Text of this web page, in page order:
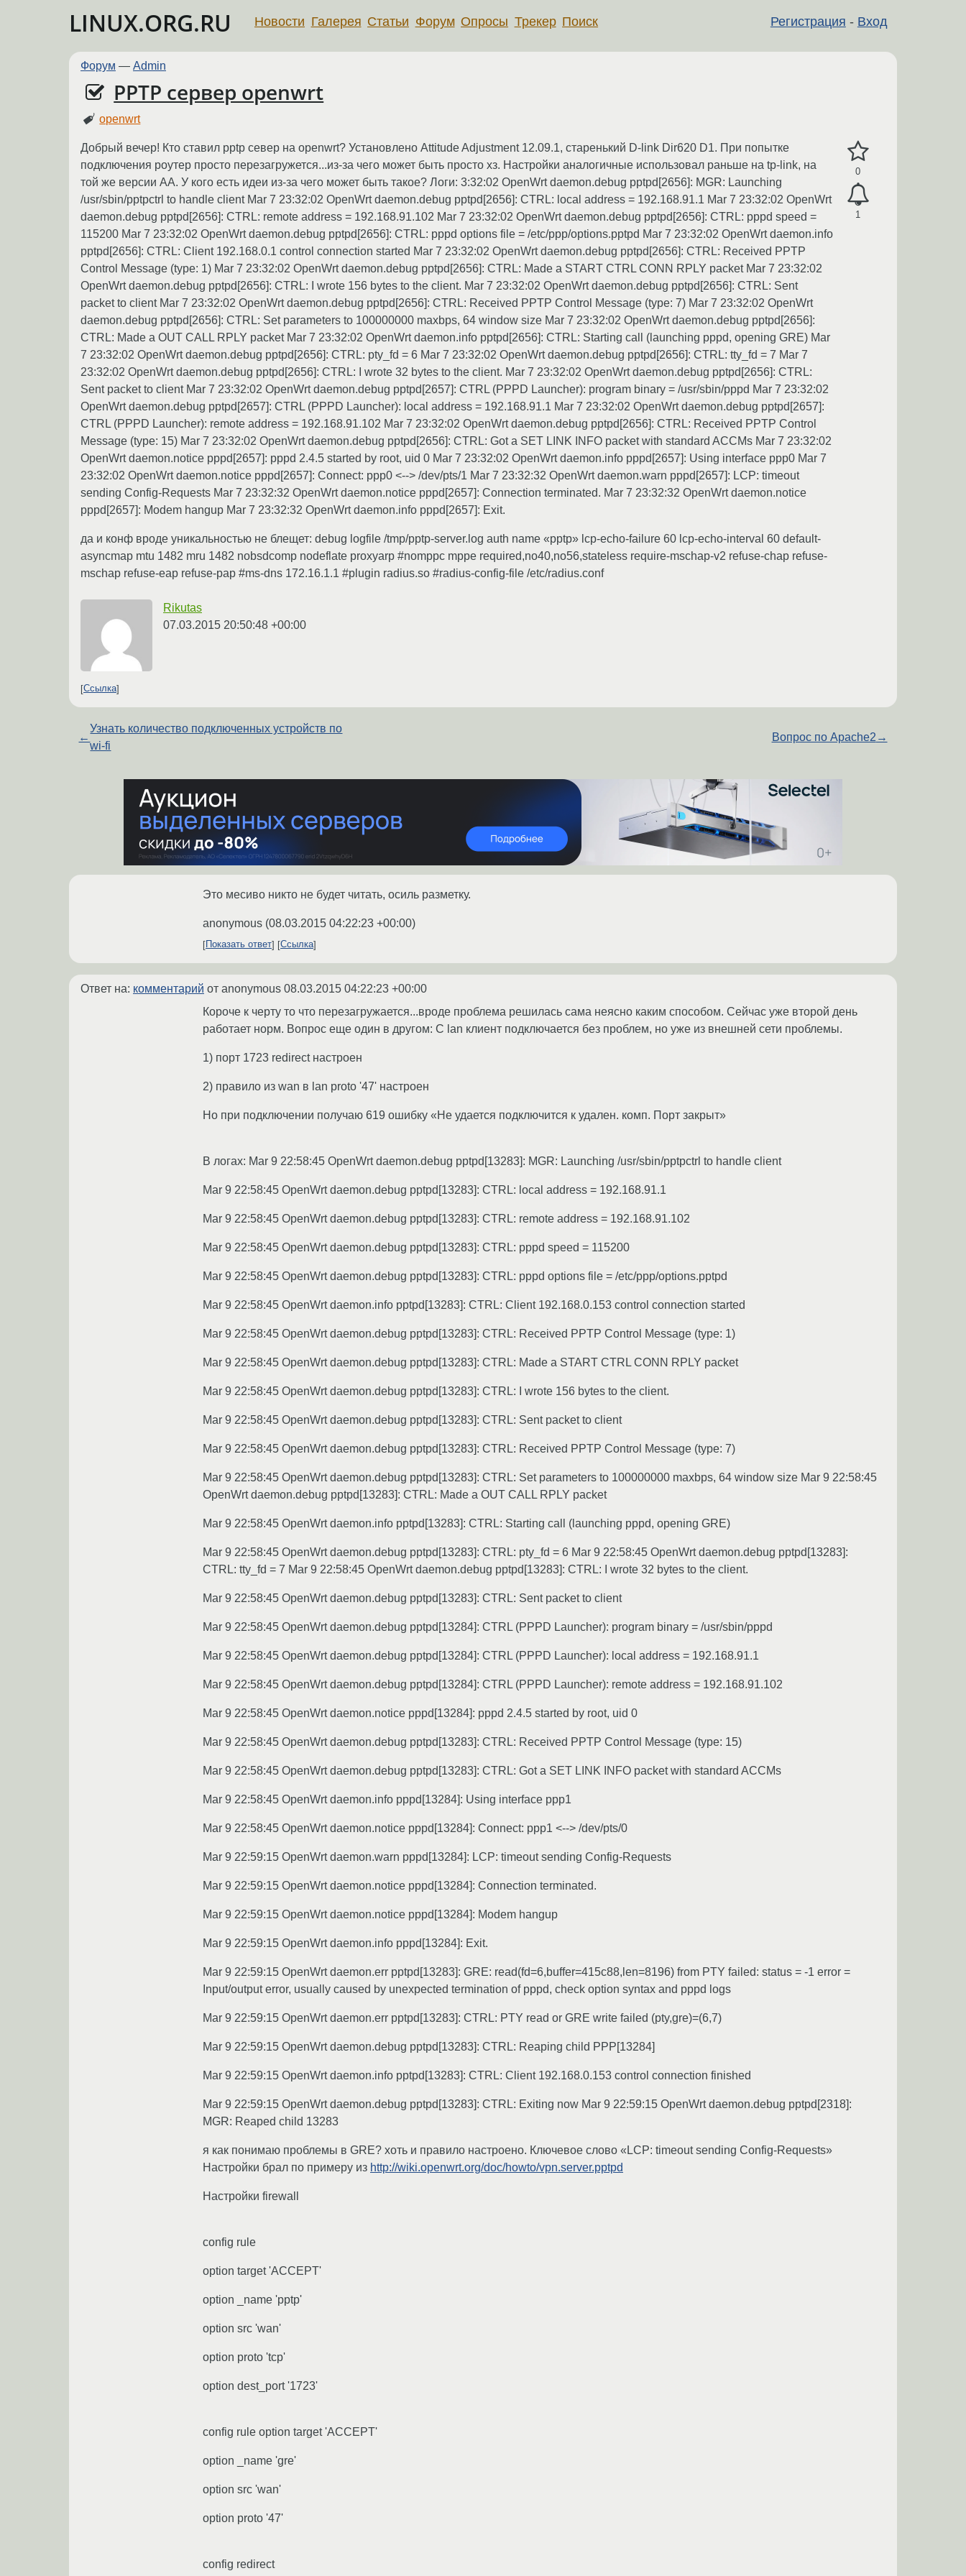
LINUX.ORG.RU Регистрация - Вход
Новости Галерея Статьи Форум Опросы Трекер Поиск
Форум — Admin
PPTP сервер openwrt
openwrt
0
1
Добрый вечер! Кто ставил pptp север на openwrt? Установлено Attitude Adjustment 12.09.1, старенький D-link Dir620 D1. При попытке
подключения роутер просто перезагружется...из-за чего может быть просто хз. Настройки аналогичные использовал раньше на tp-link, на
той же версии АА. У кого есть идеи из-за чего может быть такое? Логи: 3:32:02 OpenWrt daemon.debug pptpd[2656]: MGR: Launching
/usr/sbin/pptpctrl to handle client Mar 7 23:32:02 OpenWrt daemon.debug pptpd[2656]: CTRL: local address = 192.168.91.1 Mar 7 23:32:02 OpenWrt
daemon.debug pptpd[2656]: CTRL: remote address = 192.168.91.102 Mar 7 23:32:02 OpenWrt daemon.debug pptpd[2656]: CTRL: pppd speed =
115200 Mar 7 23:32:02 OpenWrt daemon.debug pptpd[2656]: CTRL: pppd options file = /etc/ppp/options.pptpd Mar 7 23:32:02 OpenWrt daemon.info
pptpd[2656]: CTRL: Client 192.168.0.1 control connection started Mar 7 23:32:02 OpenWrt daemon.debug pptpd[2656]: CTRL: Received PPTP
Control Message (type: 1) Mar 7 23:32:02 OpenWrt daemon.debug pptpd[2656]: CTRL: Made a START CTRL CONN RPLY packet Mar 7 23:32:02
OpenWrt daemon.debug pptpd[2656]: CTRL: I wrote 156 bytes to the client. Mar 7 23:32:02 OpenWrt daemon.debug pptpd[2656]: CTRL: Sent
packet to client Mar 7 23:32:02 OpenWrt daemon.debug pptpd[2656]: CTRL: Received PPTP Control Message (type: 7) Mar 7 23:32:02 OpenWrt
daemon.debug pptpd[2656]: CTRL: Set parameters to 100000000 maxbps, 64 window size Mar 7 23:32:02 OpenWrt daemon.debug pptpd[2656]:
CTRL: Made a OUT CALL RPLY packet Mar 7 23:32:02 OpenWrt daemon.info pptpd[2656]: CTRL: Starting call (launching pppd, opening GRE) Mar
7 23:32:02 OpenWrt daemon.debug pptpd[2656]: CTRL: pty_fd = 6 Mar 7 23:32:02 OpenWrt daemon.debug pptpd[2656]: CTRL: tty_fd = 7 Mar 7
23:32:02 OpenWrt daemon.debug pptpd[2656]: CTRL: I wrote 32 bytes to the client. Mar 7 23:32:02 OpenWrt daemon.debug pptpd[2656]: CTRL:
Sent packet to client Mar 7 23:32:02 OpenWrt daemon.debug pptpd[2657]: CTRL (PPPD Launcher): program binary = /usr/sbin/pppd Mar 7 23:32:02
OpenWrt daemon.debug pptpd[2657]: CTRL (PPPD Launcher): local address = 192.168.91.1 Mar 7 23:32:02 OpenWrt daemon.debug pptpd[2657]:
CTRL (PPPD Launcher): remote address = 192.168.91.102 Mar 7 23:32:02 OpenWrt daemon.debug pptpd[2656]: CTRL: Received PPTP Control
Message (type: 15) Mar 7 23:32:02 OpenWrt daemon.debug pptpd[2656]: CTRL: Got a SET LINK INFO packet with standard ACCMs Mar 7 23:32:02
OpenWrt daemon.notice pppd[2657]: pppd 2.4.5 started by root, uid 0 Mar 7 23:32:02 OpenWrt daemon.info pppd[2657]: Using interface ppp0 Mar 7
23:32:02 OpenWrt daemon.notice pppd[2657]: Connect: ppp0 <--> /dev/pts/1 Mar 7 23:32:32 OpenWrt daemon.warn pppd[2657]: LCP: timeout
sending Config-Requests Mar 7 23:32:32 OpenWrt daemon.notice pppd[2657]: Connection terminated. Mar 7 23:32:32 OpenWrt daemon.notice
pppd[2657]: Modem hangup Mar 7 23:32:32 OpenWrt daemon.info pppd[2657]: Exit.
да и конф вроде уникальностью не блещет: debug logfile /tmp/pptp-server.log auth name «pptp» lcp-echo-failure 60 lcp-echo-interval 60 default-
asyncmap mtu 1482 mru 1482 nobsdcomp nodeflate proxyarp #nomppc mppe required,no40,no56,stateless require-mschap-v2 refuse-chap refuse-
mschap refuse-eap refuse-pap #ms-dns 172.16.1.1 #plugin radius.so #radius-config-file /etc/radius.conf
Rikutas
07.03.2015 20:50:48 +00:00
Ссылка
←
Узнать количество подключенных устройств по
wi-fi
Вопрос по Apache2 →
Это месиво никто не будет читать, осиль разметку.
anonymous (08.03.2015 04:22:23 +00:00)
Показать ответ Ссылка
Ответ на: комментарий от anonymous 08.03.2015 04:22:23 +00:00
Короче к черту то что перезагружается...вроде проблема решилась сама неясно каким способом. Сейчас уже второй день
работает норм. Вопрос еще один в другом: С lan клиент подключается без проблем, но уже из внешней сети проблемы.
1) порт 1723 redirect настроен
2) правило из wan в lan proto '47' настроен
Но при подключении получаю 619 ошибку «Не удается подключится к удален. комп. Порт закрыт»
В логах: Mar 9 22:58:45 OpenWrt daemon.debug pptpd[13283]: MGR: Launching /usr/sbin/pptpctrl to handle client
Mar 9 22:58:45 OpenWrt daemon.debug pptpd[13283]: CTRL: local address = 192.168.91.1
Mar 9 22:58:45 OpenWrt daemon.debug pptpd[13283]: CTRL: remote address = 192.168.91.102
Mar 9 22:58:45 OpenWrt daemon.debug pptpd[13283]: CTRL: pppd speed = 115200
Mar 9 22:58:45 OpenWrt daemon.debug pptpd[13283]: CTRL: pppd options file = /etc/ppp/options.pptpd
Mar 9 22:58:45 OpenWrt daemon.info pptpd[13283]: CTRL: Client 192.168.0.153 control connection started
Mar 9 22:58:45 OpenWrt daemon.debug pptpd[13283]: CTRL: Received PPTP Control Message (type: 1)
Mar 9 22:58:45 OpenWrt daemon.debug pptpd[13283]: CTRL: Made a START CTRL CONN RPLY packet
Mar 9 22:58:45 OpenWrt daemon.debug pptpd[13283]: CTRL: I wrote 156 bytes to the client.
Mar 9 22:58:45 OpenWrt daemon.debug pptpd[13283]: CTRL: Sent packet to client
Mar 9 22:58:45 OpenWrt daemon.debug pptpd[13283]: CTRL: Received PPTP Control Message (type: 7)
Mar 9 22:58:45 OpenWrt daemon.debug pptpd[13283]: CTRL: Set parameters to 100000000 maxbps, 64 window size Mar 9 22:58:45
OpenWrt daemon.debug pptpd[13283]: CTRL: Made a OUT CALL RPLY packet
Mar 9 22:58:45 OpenWrt daemon.info pptpd[13283]: CTRL: Starting call (launching pppd, opening GRE)
Mar 9 22:58:45 OpenWrt daemon.debug pptpd[13283]: CTRL: pty_fd = 6 Mar 9 22:58:45 OpenWrt daemon.debug pptpd[13283]:
CTRL: tty_fd = 7 Mar 9 22:58:45 OpenWrt daemon.debug pptpd[13283]: CTRL: I wrote 32 bytes to the client.
Mar 9 22:58:45 OpenWrt daemon.debug pptpd[13283]: CTRL: Sent packet to client
Mar 9 22:58:45 OpenWrt daemon.debug pptpd[13284]: CTRL (PPPD Launcher): program binary = /usr/sbin/pppd
Mar 9 22:58:45 OpenWrt daemon.debug pptpd[13284]: CTRL (PPPD Launcher): local address = 192.168.91.1
Mar 9 22:58:45 OpenWrt daemon.debug pptpd[13284]: CTRL (PPPD Launcher): remote address = 192.168.91.102
Mar 9 22:58:45 OpenWrt daemon.notice pppd[13284]: pppd 2.4.5 started by root, uid 0
Mar 9 22:58:45 OpenWrt daemon.debug pptpd[13283]: CTRL: Received PPTP Control Message (type: 15)
Mar 9 22:58:45 OpenWrt daemon.debug pptpd[13283]: CTRL: Got a SET LINK INFO packet with standard ACCMs
Mar 9 22:58:45 OpenWrt daemon.info pppd[13284]: Using interface ppp1
Mar 9 22:58:45 OpenWrt daemon.notice pppd[13284]: Connect: ppp1 <--> /dev/pts/0
Mar 9 22:59:15 OpenWrt daemon.warn pppd[13284]: LCP: timeout sending Config-Requests
Mar 9 22:59:15 OpenWrt daemon.notice pppd[13284]: Connection terminated.
Mar 9 22:59:15 OpenWrt daemon.notice pppd[13284]: Modem hangup
Mar 9 22:59:15 OpenWrt daemon.info pppd[13284]: Exit.
Mar 9 22:59:15 OpenWrt daemon.err pptpd[13283]: GRE: read(fd=6,buffer=415c88,len=8196) from PTY failed: status = -1 error =
Input/output error, usually caused by unexpected termination of pppd, check option syntax and pppd logs
Mar 9 22:59:15 OpenWrt daemon.err pptpd[13283]: CTRL: PTY read or GRE write failed (pty,gre)=(6,7)
Mar 9 22:59:15 OpenWrt daemon.debug pptpd[13283]: CTRL: Reaping child PPP[13284]
Mar 9 22:59:15 OpenWrt daemon.info pptpd[13283]: CTRL: Client 192.168.0.153 control connection finished
Mar 9 22:59:15 OpenWrt daemon.debug pptpd[13283]: CTRL: Exiting now Mar 9 22:59:15 OpenWrt daemon.debug pptpd[2318]:
MGR: Reaped child 13283
я как понимаю проблемы в GRE? хоть и правило настроено. Ключевое слово «LCP: timeout sending Config-Requests»
Настройки брал по примеру из http://wiki.openwrt.org/doc/howto/vpn.server.pptpd
Настройки firewall
config rule
option target 'ACCEPT'
option _name 'pptp'
option src 'wan'
option proto 'tcp'
option dest_port '1723'
config rule option target 'ACCEPT'
option _name 'gre'
option src 'wan'
option proto '47'
config redirect